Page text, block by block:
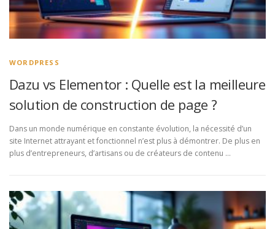
WORDPRESS
Dazu vs Elementor : Quelle est la meilleure
solution de construction de page ?
Dans un monde numérique en constante évolution, la nécessité d’un
site Internet attrayant et fonctionnel n’est plus à démontrer. De plus en
plus d’entrepreneurs, d’artisans ou de créateurs de contenu …